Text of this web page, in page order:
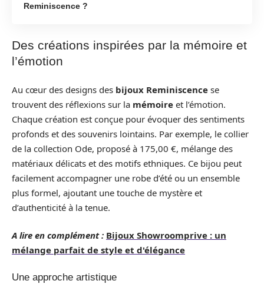
Reminiscence ?
Des créations inspirées par la mémoire et
l’émotion
Au cœur des designs des bijoux Reminiscence se
trouvent des réflexions sur la mémoire et l’émotion.
Chaque création est conçue pour évoquer des sentiments
profonds et des souvenirs lointains. Par exemple, le collier
de la collection Ode, proposé à 175,00 €, mélange des
matériaux délicats et des motifs ethniques. Ce bijou peut
facilement accompagner une robe d’été ou un ensemble
plus formel, ajoutant une touche de mystère et
d’authenticité à la tenue.
A lire en complément : Bijoux Showroomprive : un
mélange parfait de style et d'élégance
Une approche artistique